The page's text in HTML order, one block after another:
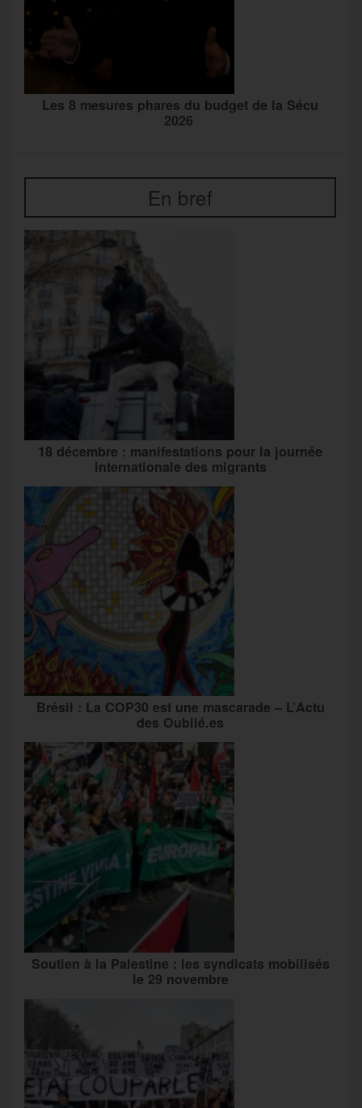
Les 8 mesures phares du budget de la Sécu
2026
En bref
18 décembre : manifestations pour la journée
internationale des migrants
Brésil : La COP30 est une mascarade – L’Actu
des Oublié.es
Soutien à la Palestine : les syndicats mobilisés
le 29 novembre